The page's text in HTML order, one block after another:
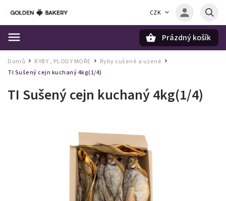
CZK
Prázdný košík
Domů / RYBY , PLODY MOŘE Ryby sušené a uzené /
TI Sušený cejn kuchaný 4kg(1/4)
TI Sušený cejn kuchaný 4kg(1/4)